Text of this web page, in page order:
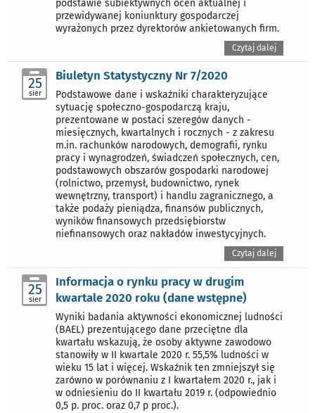
podstawie subiektywnych ocen aktualnej i
przewidywanej koniunktury gospodarczej
wyrażonych przez dyrektorów ankietowanych firm.
Czytaj dalej
25
sier
Biuletyn Statystyczny Nr 7/2020
Podstawowe dane i wskaźniki charakteryzujące
sytuację społeczno-gospodarczą kraju,
prezentowane w postaci szeregów danych -
miesięcznych, kwartalnych i rocznych - z zakresu
m.in. rachunków narodowych, demografii, rynku
pracy i wynagrodzeń, świadczeń społecznych, cen,
podstawowych obszarów gospodarki narodowej
(rolnictwo, przemysł, budownictwo, rynek
wewnętrzny, transport) i handlu zagranicznego, a
także podaży pieniądza, finansów publicznych,
wyników finansowych przedsiębiorstw
niefinansowych oraz nakładów inwestycyjnych.
Czytaj dalej
25
sier
Informacja o rynku pracy w drugim
kwartale 2020 roku (dane wstępne)
Wyniki badania aktywności ekonomicznej ludności
(BAEL) prezentującego dane przeciętne dla
kwartału wskazują, że osoby aktywne zawodowo
stanowiły w II kwartale 2020 r. 55,5% ludności w
wieku 15 lat i więcej. Wskaźnik ten zmniejszył się
zarówno w porównaniu z I kwartałem 2020 r., jak i
w odniesieniu do II kwartału 2019 r. (odpowiednio
0,5 p. proc. oraz 0,7 p proc.).